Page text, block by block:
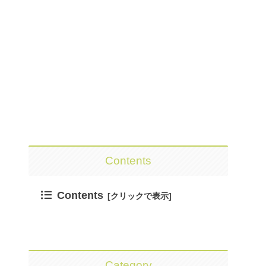
Contents
Contents